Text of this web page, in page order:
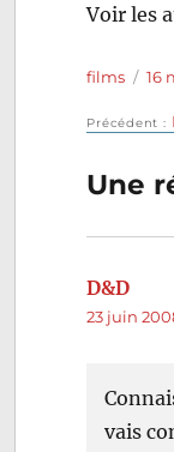
Voir les
Auteur
films 16
de
Précédent
Une
D&D
23 juin
vais